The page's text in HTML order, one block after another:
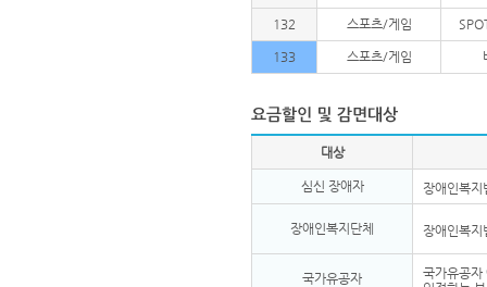
132 스포츠/게임
133 스포츠/게임
대상
심신 장애자 장애인복
장애인복지단체 장애인복
국가유공자
국가유공자